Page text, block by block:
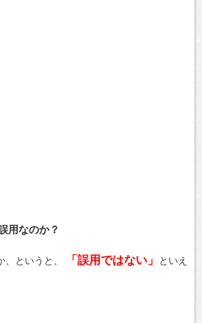
用なのか？
というと、 「誤用ではない」
といえ